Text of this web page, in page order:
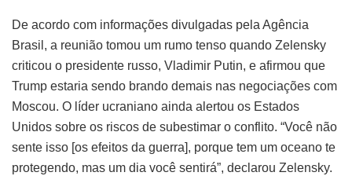
De acordo com informações divulgadas pela Agência
Brasil, a reunião tomou um rumo tenso quando Zelensky
criticou o presidente russo, Vladimir Putin, e afirmou que
Trump estaria sendo brando demais nas negociações com
Moscou. O líder ucraniano ainda alertou os Estados
Unidos sobre os riscos de subestimar o conflito. “Você não
sente isso [os efeitos da guerra], porque tem um oceano te
protegendo, mas um dia você sentirá”, declarou Zelensky.